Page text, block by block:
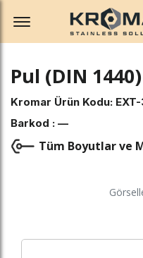
Offcanvas Menu Open
Pul (DIN 1440)
Kromar Ürün Kodu:
Barkod : —
Tüm Boyutlar ve